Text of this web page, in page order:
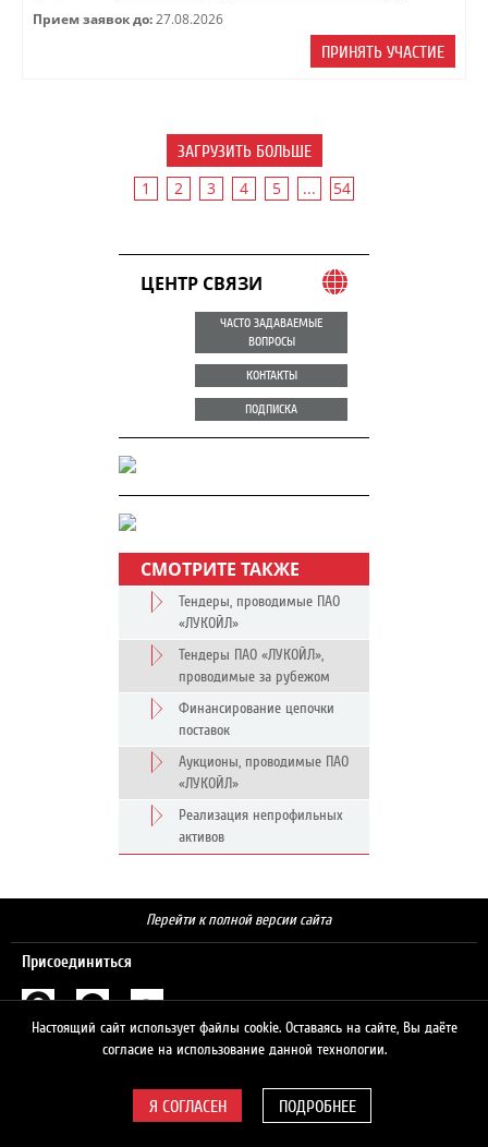
Прием заявок до: 27.08.2026
ПРИНЯТЬ УЧАСТИЕ
ЗАГРУЗИТЬ БОЛЬШЕ
1 2 3 4 5 ... 54
ЦЕНТР СВЯЗИ
ЧАСТО ЗАДАВАЕМЫЕ
ВОПРОСЫ
КОНТАКТЫ
ПОДПИСКА
СМОТРИТЕ ТАКЖЕ
Тендеры, проводимые ПАО
«ЛУКОЙЛ»
Тендеры ПАО «ЛУКОЙЛ»,
проводимые за рубежом
Финансирование цепочки
поставок
Аукционы, проводимые ПАО
«ЛУКОЙЛ»
Реализация непрофильных
активов
Перейти к полной версии сайта
Присоединиться
Настоящий сайт использует файлы cookie. Оставаясь на сайте, Вы даёте
согласие на использование данной технологии.
ПОДРОБНЕЕ